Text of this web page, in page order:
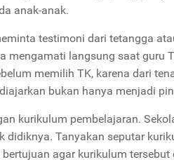
anak-anak.
testimoni dari tetangga
mengamati langsung saat guru
memilih TK, karena dari
bukan hanya menjadi
kurikulum pembelajaran.
didiknya. Tanyakan seputar
agar kurikulum